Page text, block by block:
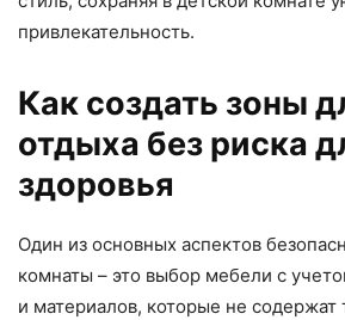
привлекательность.
Как создать зоны
отдыха без риска
здоровья
Один из основных аспектов
комнаты – это выбор мебели с
и материалов, которые не содержат